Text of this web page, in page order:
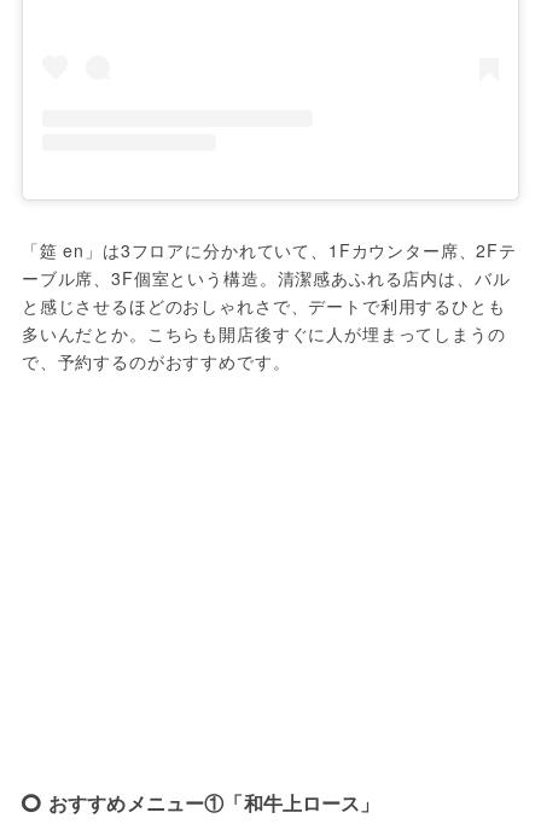
「筵 en」は3フロアに分かれていて、1Fカウンター席、2Fテ
ーブル席、3F個室という構造。清潔感あふれる店内は、バル
と感じさせるほどのおしゃれさで、デートで利用するひとも
多いんだとか。こちらも開店後すぐに人が埋まってしまうの
で、予約するのがおすすめです。
おすすめメニュー①「和牛上ロース」